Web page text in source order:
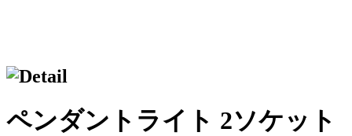
ペンダントライト 2ソケット